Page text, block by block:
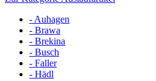
- Auhagen
- Brawa
- Brekina
- Busch
- Faller
- Hädl